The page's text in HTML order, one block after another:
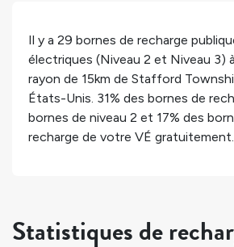
Il y a 29 bornes de recharge
électriques (Niveau 2 et Niveau 3)
rayon de 15km de Stafford
États-Unis. 31% des bornes de
bornes de niveau 2 et 17% des
recharge de votre VÉ gratuitement.
Statistiques de